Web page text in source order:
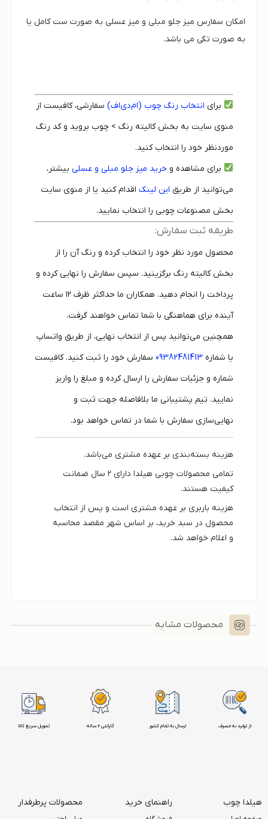
امکان سفارس میز جلو مبلی و میز عسلی به صورت ست کامل یا
به صورت تکی می باشد.
برای انتخاب رنگ چوب (ام‌دی‌اف)سفارشی، کافیست از
منوی سایت به بخش کالیته رنگ > چوب بروید و کد رنگ
موردنظر خود را انتخاب کنید.
برای مشاهده و خرید میز جلو مبلی و عسلیبیشتر،
می‌توانید از طریق این لینک اقدام کنید یا از منوی سایت
بخش مصنوعات چوبی را انتخاب نمایید.
طریقه ثبت سفارش:
محصول مورد نظر خود را انتخاب کرده و رنگ آن را از
بخش کالیته رنگ برگزینید. سپس سفارش را نهایی کرده و
پرداخت را انجام دهید. همکاران ما حداکثر ظرف ۱۲ ساعت
آینده برای هماهنگی با شما تماس خواهند گرفت.
همچنین می‌توانید پس از انتخاب نهایی، از طریق واتساپ
یا شماره 09382481413 سفارش خود را ثبت کنید. کافیست
شماره و جزئیات سفارش را ارسال کرده و مبلغ را واریز
نمایید. تیم پشتیبانی ما بلافاصله جهت ثبت و
نهایی‌سازی سفارش با شما در تماس خواهد بود.
هزینه بسته‌بندی بر عهده مشتری می‌باشد.
تمامی محصولات چوبی هیلدا دارای
۲ سال ضمانت
کیفیت هستند.
هزینه باربری بر عهده مشتری است و پس از انتخاب
محصول در سبد خرید، بر اساس شهر مقصد محاسبه
و اعلام خواهد شد.
محصولات مشابه
تحویل سریع کالا گارانتی 2 ساله ارسال به تمام کشور از تولید به مصرف
هیلدا چوب راهنمای خرید محصولات پرطرفدار